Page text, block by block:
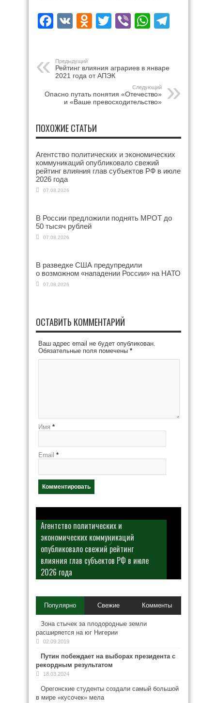
Facebook
VK Odnoklassniki
Twitter
Viber
Предыдущий
Рейтинг влияния аграриев в январе
2021 года от АПЭК
Следующий
Опасно путать понятия «Отечество»
и «Ваше превосходительство»
ПОХОЖИЕ СТАТЬИ
Агентство политических и экономических
коммуникаций опубликовало свежий
рейтинг влияния глав субъектов РФ в июле
2026 года
07.08.2026
В России предложили поднять МРОТ до
50 тысяч рублей
07.08.2026
В разведке США предупредили
о возможном «нападении России» на НАТО
07.08.2026
ОСТАВИТЬ КОММЕНТАРИЙ
Ваш адрес email не будет опубликован.
Обязательные поля помечены *
Имя *
Email *
Агентство политических и
экономических коммуникаций
опубликовало свежий рейтинг
влияния глав субъектов РФ в июле
2026 года
Популярно Свежие Комменты
Зона стычек за плодородные земли
расширяется на юг Нигерии
02.09.2019
Путин побеждает на выборах президента с
рекордным результатом
18.03.2024
Орегонские студенты создали самый большой
в мире «кусочек» мела